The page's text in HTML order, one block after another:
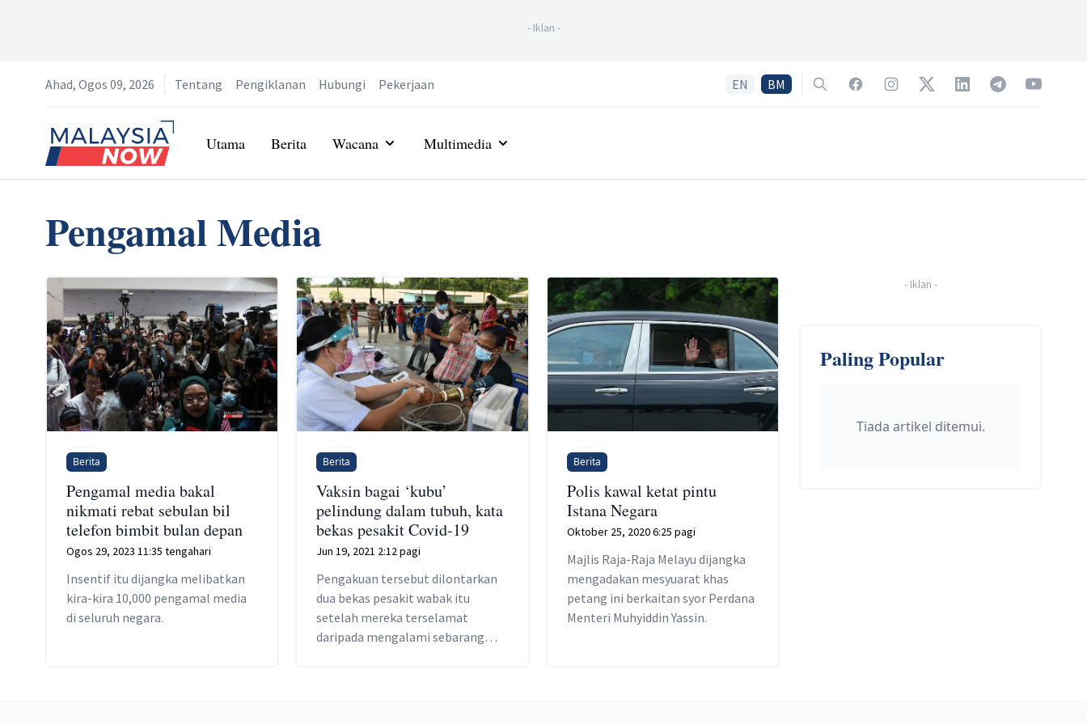
- Iklan -
Ahad, Ogos 09, 2026 Tentang Pengiklanan Hubungi Pekerjaan EN BM SearchFacebookInstagramTwitterLinkedInTelegramYouTube
Home
Utama Berita Wacana Multimedia
Pengamal Media
Berita
Pengamal media bakal
nikmati rebat sebulan bil
telefon bimbit bulan depan
Ogos 29, 2023 11:35 tengahari
Insentif itu dijangka melibatkan
kira-kira 10,000 pengamal media
di seluruh negara.
Berita
Vaksin bagai ‘kubu’
pelindung dalam tubuh, kata
bekas pesakit Covid-19
Jun 19, 2021 2:12 pagi
Pengakuan tersebut dilontarkan
dua bekas pesakit wabak itu
setelah mereka terselamat
daripada mengalami sebarang
Berita
Polis kawal ketat pintu
Istana Negara
Oktober 25, 2020 6:25 pagi
Majlis Raja-Raja Melayu dijangka
mengadakan mesyuarat khas
petang ini berkaitan syor Perdana
Menteri Muhyiddin Yassin.
- Iklan -
Paling Popular
Tiada artikel ditemui.